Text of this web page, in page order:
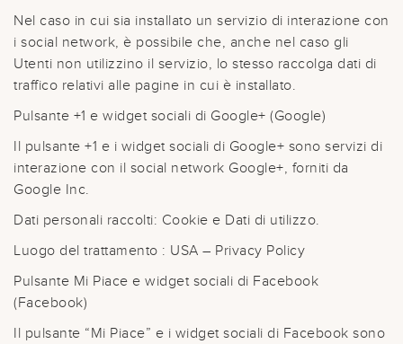
Nel caso in cui sia installato un servizio di interazione con
i social network, è possibile che, anche nel caso gli
Utenti non utilizzino il servizio, lo stesso raccolga dati di
traffico relativi alle pagine in cui è installato.
Pulsante +1 e widget sociali di Google+ (Google)
Il pulsante +1 e i widget sociali di Google+ sono servizi di
interazione con il social network Google+, forniti da
Google Inc.
Dati personali raccolti: Cookie e Dati di utilizzo.
Luogo del trattamento : USA – Privacy Policy
Pulsante Mi Piace e widget sociali di Facebook
(Facebook)
Il pulsante “Mi Piace” e i widget sociali di Facebook sono